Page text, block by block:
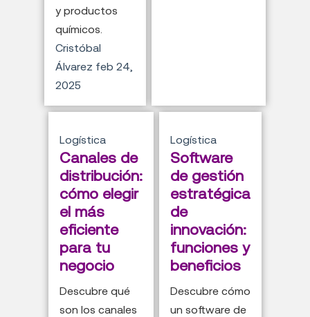
y productos
químicos.
Cristóbal
Álvarez feb 24,
2025
Logística
Canales de
distribución:
cómo elegir
el más
eficiente
para tu
negocio
Descubre qué
son los canales
Logística
Software
de gestión
estratégica
de
innovación:
funciones y
beneficios
Descubre cómo
un software de